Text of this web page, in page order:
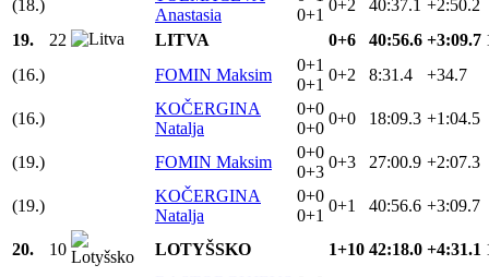
(18.)
Anastasia
0+1
0+2 40:37.1 +2:50.2
19.
22 LITVA 0+6 40:56.6 +3:09.7
(16.)
FOMIN Maksim
0+1
0+1
0+2 8:31.4 +34.7
(16.)
KOČERGINA
Natalja
0+0
0+0
0+0 18:09.3 +1:04.5
(19.) FOMIN Maksim
0+0
0+3
0+3 27:00.9 +2:07.3
(19.)
KOČERGINA
Natalja
0+0
0+1
0+1 40:56.6 +3:09.7
20. 10 LOTYŠSKO 1+10 42:18.0 +4:31.1